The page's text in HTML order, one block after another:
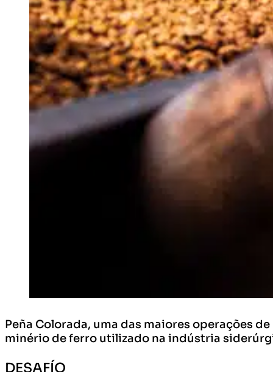
Peña Colorada, uma das maiores operações
minério de ferro utilizado na indústria
DESAFÍO